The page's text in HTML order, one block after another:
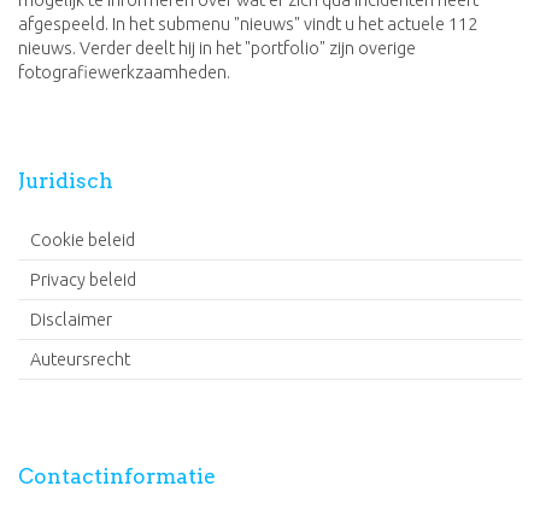
afgespeeld. In het submenu "nieuws" vindt u het actuele 112
nieuws. Verder deelt hij in het "portfolio" zijn overige
fotografiewerkzaamheden.
Juridisch
Cookie beleid
Privacy beleid
Disclaimer
Auteursrecht
Contactinformatie